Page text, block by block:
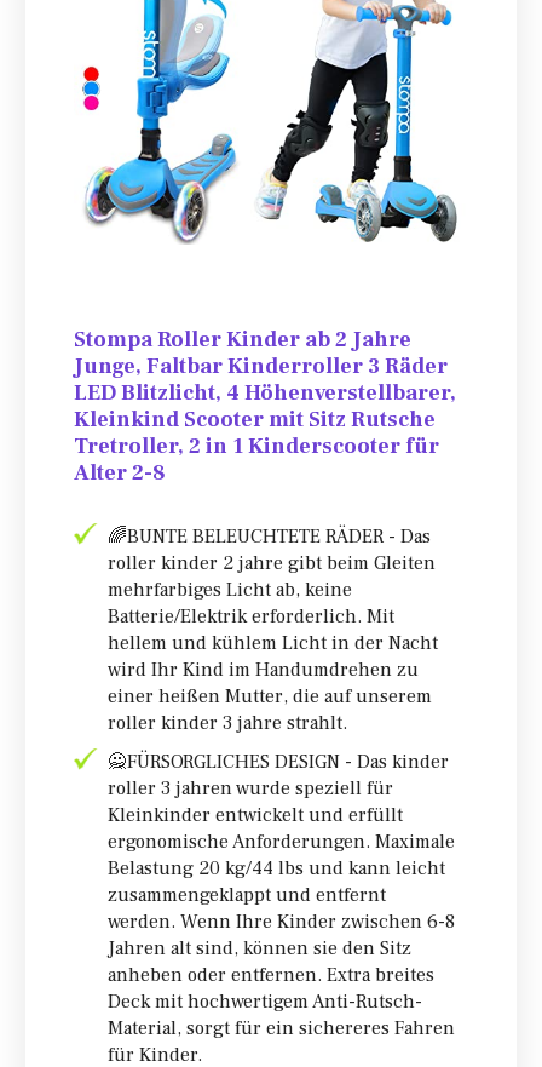
Stompa Roller Kinder ab 2 Jahre
Junge, Faltbar Kinderroller 3 Räder
LED Blitzlicht, 4 Höhenverstellbarer,
Kleinkind Scooter mit Sitz Rutsche
Tretroller, 2 in 1 Kinderscooter für
Alter 2-8
🌈BUNTE BELEUCHTETE RÄDER - Das
roller kinder 2 jahre gibt beim Gleiten
mehrfarbiges Licht ab, keine
Batterie/Elektrik erforderlich. Mit
hellem und kühlem Licht in der Nacht
wird Ihr Kind im Handumdrehen zu
einer heißen Mutter, die auf unserem
roller kinder 3 jahre strahlt.
🙅FÜRSORGLICHES DESIGN - Das kinder
roller 3 jahren wurde speziell für
Kleinkinder entwickelt und erfüllt
ergonomische Anforderungen. Maximale
Belastung 20 kg/44 lbs und kann leicht
zusammengeklappt und entfernt
werden. Wenn Ihre Kinder zwischen 6-8
Jahren alt sind, können sie den Sitz
anheben oder entfernen. Extra breites
Deck mit hochwertigem Anti-Rutsch-
Material, sorgt für ein sichereres Fahren
für Kinder.